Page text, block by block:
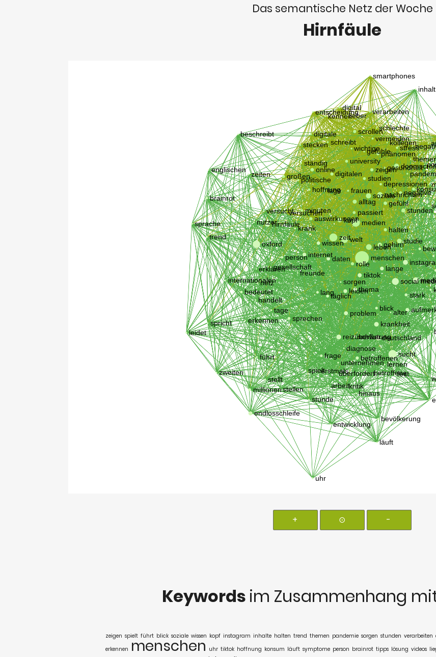
Das semantische Netz der Woche
Hirnfäule
+ ⊙ -
Keywords im Zusammenhang
zeigen spielt führt blick soziale wissen kopf instagram inhalte halten trend themen pandemie sorgen stunden verarbeiten
erkennen menschen uhr tiktok hoffnung konsum läuft symptome person brainrot tipps lösung videos